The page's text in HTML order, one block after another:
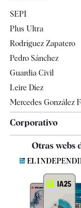
Televisión
SEPI
Plus Ultra
Rodríguez Zapatero
Pedro Sánchez
Guardia Civil
Leire Díez
Mercedes González
Corporativo
Contacto
Quiénes somos
Otras webs